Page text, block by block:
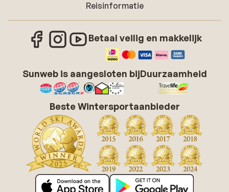
Reisinformatie
Betaal veilig en makkelijk
Sunweb is aangesloten bijDuurzaamheid
Beste Wintersportaanbieder